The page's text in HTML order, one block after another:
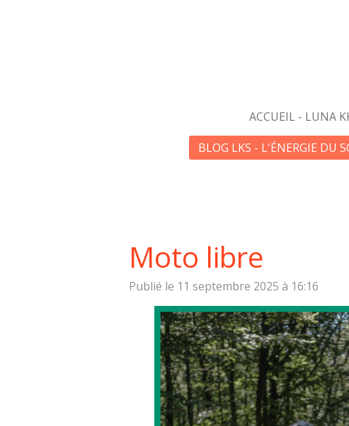
ACCUEIL - LUNA
BLOG LKS - L'ÉNERGIE DU
Moto libre
Publié le 11 septembre 2025 à 16:16